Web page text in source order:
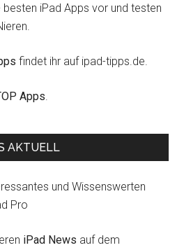
besten iPad Apps vor und testen
findet ihr auf ipad-tipps.de.
Apps
AKTUELL
und Wissenswerten
Pro
iPad News auf dem